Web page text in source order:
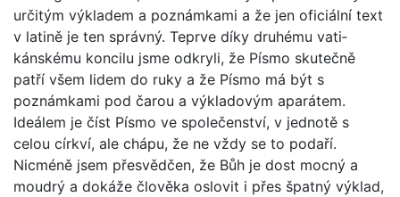
určitým výkladem a poznámkami a že jen oficiální text
v latině je ten správný. Teprve díky druhému vati­
kánskému koncilu jsme odkryli, že Písmo skutečně
patří všem lidem do ruky a že Písmo má být s
poznámkami pod čarou a výkladovým aparátem.
Ideálem je číst Písmo ve společenství, v jednotě s
celou církví, ale chápu, že ne vždy se to podaří.
Nicméně jsem přesvědčen, že Bůh je dost mocný a
moudrý a dokáže člověka oslovit i přes špatný výklad,